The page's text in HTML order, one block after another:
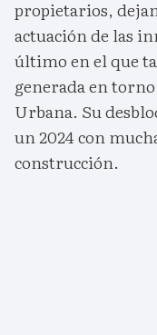
propietarios,
actuación de las
último en el que
generada en
Urbana. Su
un 2024 con
construcción.